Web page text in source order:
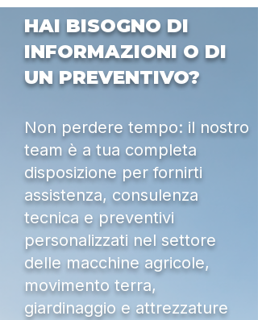
HAI BISOGNO DI
INFORMAZIONI O DI
UN PREVENTIVO?
Non perdere tempo: il nostro
team è a tua completa
disposizione per fornirti
assistenza, consulenza
tecnica e preventivi
personalizzati nel settore
delle macchine agricole,
movimento terra,
giardinaggio e attrezzature